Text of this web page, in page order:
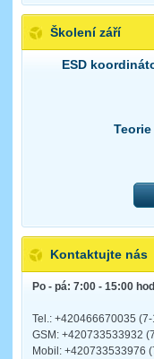
Školení září
ESD
Kontaktujte nás
Po - pá: 7:00 - 15:00
Tel.: +420466670035
GSM: +420733533932
Mobil: +420733533976